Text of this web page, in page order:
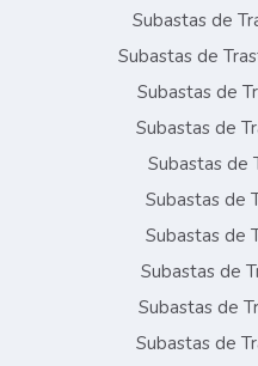
Subastas de
Subastas de
Subastas de
Subastas de
Subastas de
Subastas de
Subastas de
Subastas de
Subastas de
Subastas de